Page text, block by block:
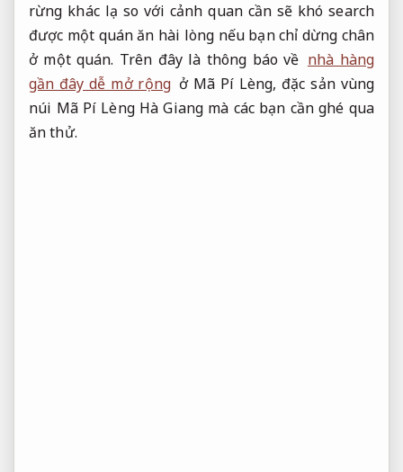
rừng khác lạ so với cảnh quan cần sẽ khó search
được một quán ăn hài lòng nếu bạn chỉ dừng chân
ở một quán. Trên đây là thông báo về nhà hàng
gần đây dễ mở rộng ở Mã Pí Lèng, đặc sản vùng
núi Mã Pí Lèng Hà Giang mà các bạn cần ghé qua
ăn thử.